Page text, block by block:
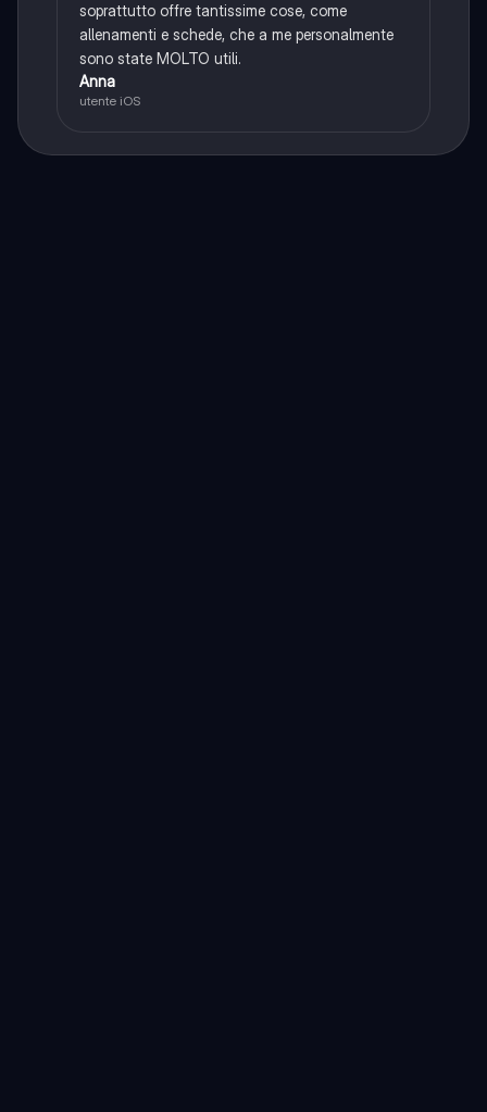
soprattutto offre tantissime cose, come
allenamenti e schede, che a me personalmente
sono state MOLTO utili.
Anna
utente iOS